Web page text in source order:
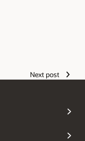
Next post